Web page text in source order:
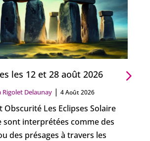
les 12 et 28 août 2026
Rigolet Delaunay | 4 Août 2026
Obscurité Les Eclipses Solaire
sont interprétées comme des
des présages à travers les